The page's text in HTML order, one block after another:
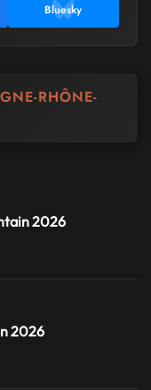
Bluesky
RHÔNE-
2026
2026